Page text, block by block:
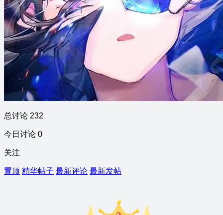
总讨论 232
今日讨论 0
关注
置顶 精华帖子 最新评论 最新发帖